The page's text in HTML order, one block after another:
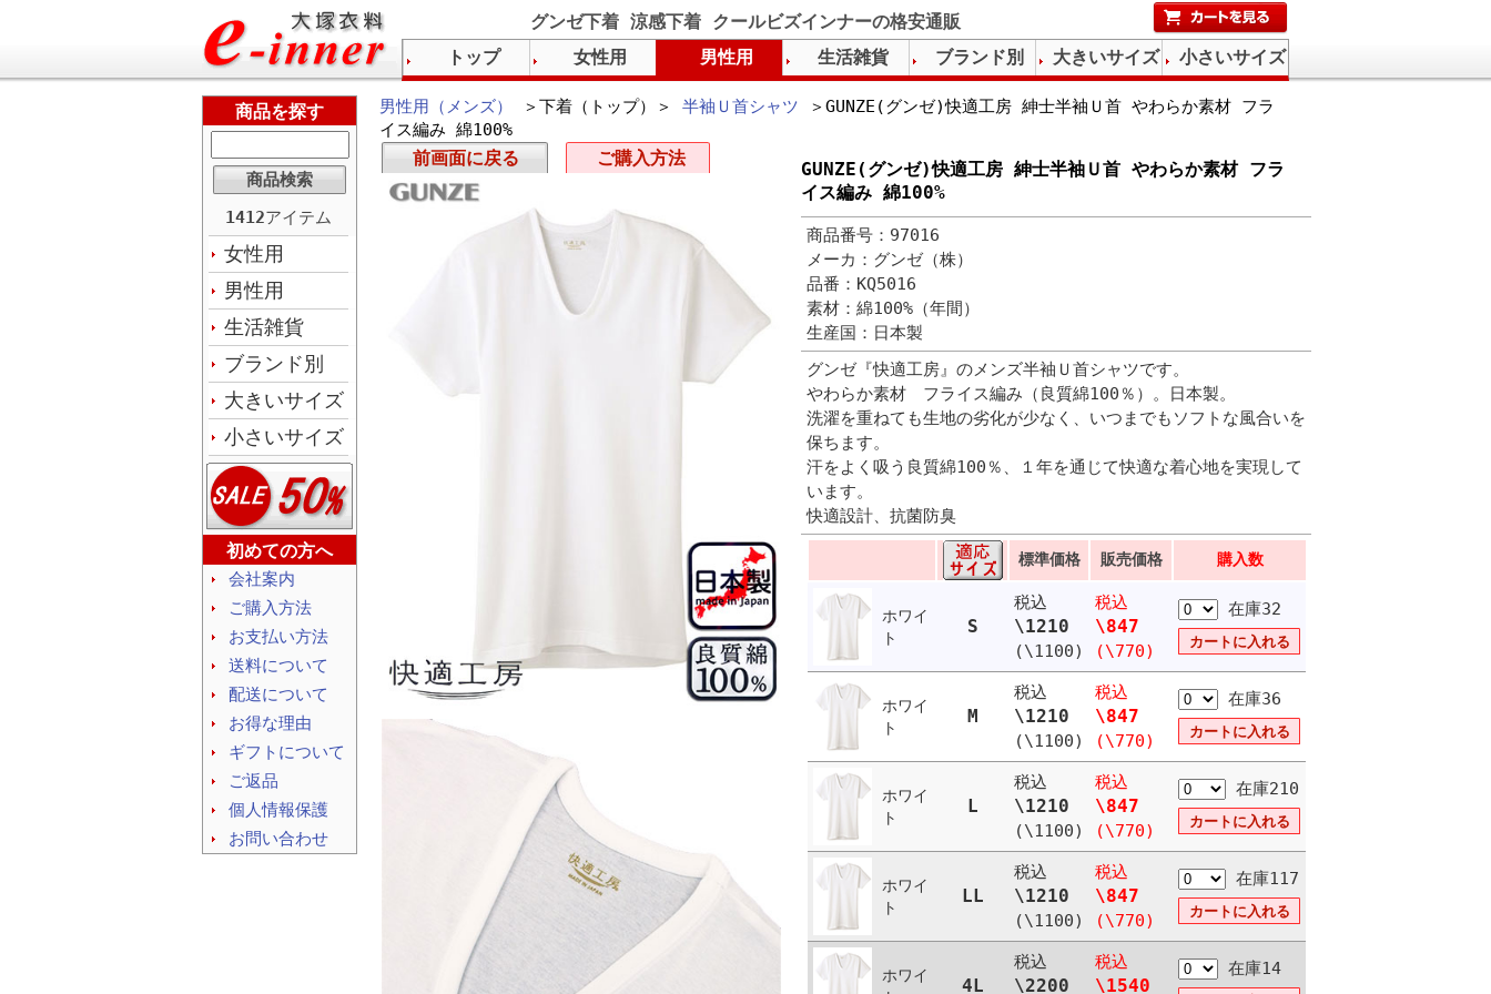
グンゼ下着 涼感下着 クールビズインナーの格安通販
男性用（メンズ） ＞下着（トップ）＞ 半袖Ｕ首シャツ ＞GUNZE(グンゼ)快適工房 紳士半袖Ｕ首 やわらか素材 フラ
イス編み 綿100%
GUNZE(グンゼ)快適工房 紳士半袖Ｕ首 やわらか素材 フラ
イス編み 綿100%
商品番号：97016
メーカ：グンゼ（株）
品番：KQ5016
素材：綿100%（年間）
生産国：日本製
グンゼ『快適工房』のメンズ半袖Ｕ首シャツです。
やわらか素材 フライス編み（良質綿100％）。日本製。
洗濯を重ねても生地の劣化が少なく、いつまでもソフトな風合いを
保ちます。
汗をよく吸う良質綿100％、１年を通じて快適な着心地を実現して
います。
快適設計、抗菌防臭
標準価格 販売価格 購入数
ホワイ
ト
S
税込
\1210
(\1100)
税込
\847
(\770)
在庫32
ホワイ
ト
M
税込
\1210
(\1100)
税込
\847
(\770)
在庫36
ホワイ
ト
L
税込
\1210
(\1100)
税込
\847
(\770)
在庫210
ホワイ
ト
LL
税込
\1210
(\1100)
税込
\847
(\770)
在庫117
ホワイ
4L
税込
\2200
税込
\1540
在庫14
前画面に戻る ご購入方法
商品を探す
1412アイテム
女性用
男性用
生活雑貨
ブランド別
大きいサイズ
小さいサイズ
初めての方へ
会社案内
ご購入方法
お支払い方法
送料について
配送について
お得な理由
ギフトについて
ご返品
個人情報保護
お問い合わせ
トップ 女性用 男性用 生活雑貨 ブランド別 大きいサイズ 小さいサイズ